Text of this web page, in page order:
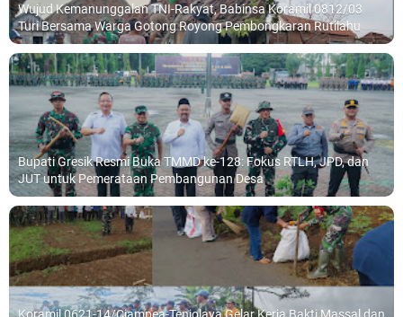
Wujud Kemanunggalan TNI-Rakyat, Babinsa Koramil 0812/03
Turi Bersama Warga Gotong Royong Pembongkaran Rutilahu
Bupati Gresik Resmi Buka TMMD ke-128: Fokus RTLH, JPD, dan
JUT untuk Pemerataan Pembangunan Desa